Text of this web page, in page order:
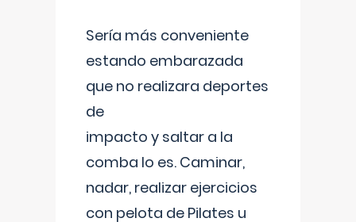
Sería más conveniente
estando embarazada
que no realizara deportes
de
impacto y saltar a la
comba lo es. Caminar,
nadar, realizar ejercicios
con pelota de Pilates u